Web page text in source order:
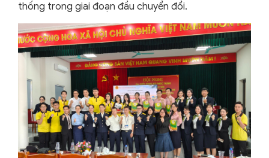
thống trong giai đoạn đầu chuyển đổi.